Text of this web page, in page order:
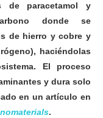
de paracetamol y
donde se
de hierro y cobre y
haciéndolas
El proceso
y dura solo
en un artículo en
.